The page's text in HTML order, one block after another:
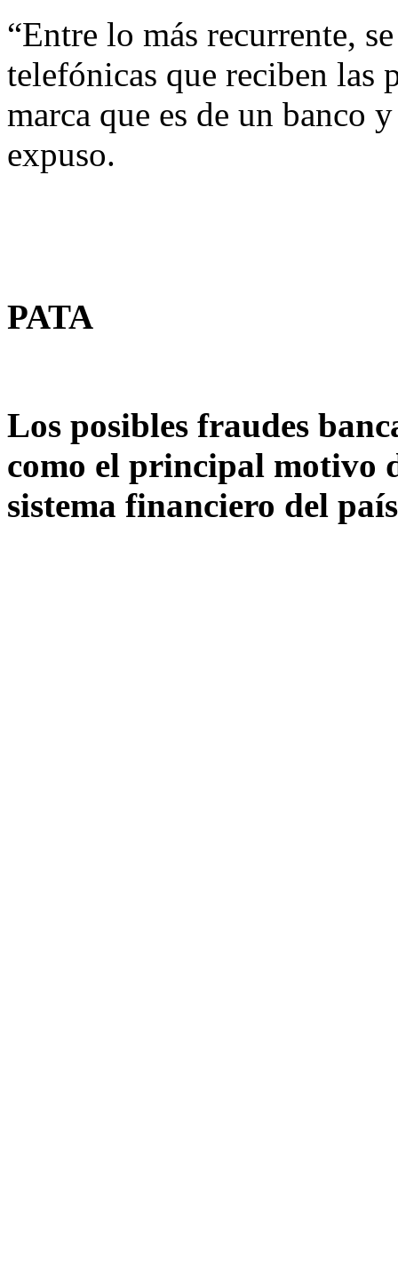
“Entre lo más recurrente,
telefónicas que reciben las
marca que es de un banco
expuso.
PATA
Los posibles fraudes
como el principal motivo
sistema financiero del